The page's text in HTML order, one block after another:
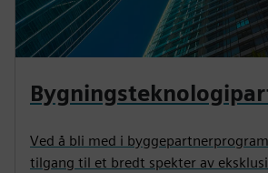
Ved å bli med i
tilgang til et bredt spekter av